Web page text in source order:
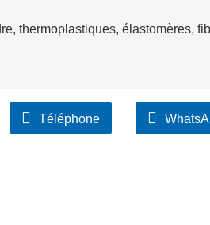
thermoplastiques, élastomères,
Téléphone